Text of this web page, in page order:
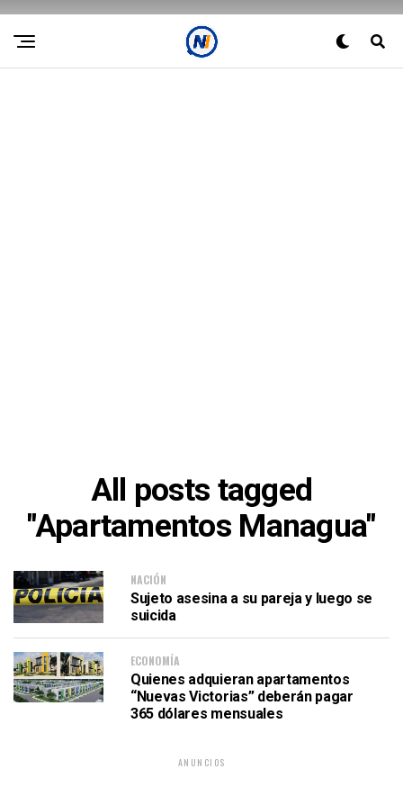
All posts tagged
"Apartamentos Managua"
NACIÓN
Sujeto asesina a su pareja y luego se
suicida
ECONOMÍA
Quienes adquieran apartamentos
“Nuevas Victorias” deberán pagar
365 dólares mensuales
ANUNCIOS